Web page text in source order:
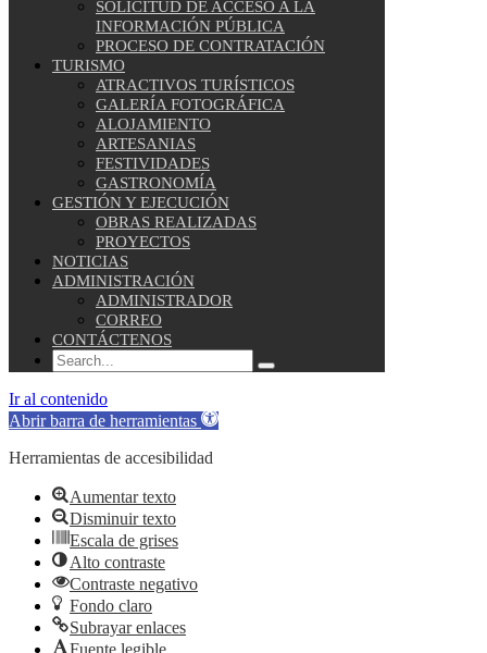
SOLICITUD DE ACCESO A LA
INFORMACIÓN PÚBLICA
PROCESO DE CONTRATACIÓN
TURISMO
ATRACTIVOS TURÍSTICOS
GALERÍA FOTOGRÁFICA
ALOJAMIENTO
ARTESANIAS
FESTIVIDADES
GASTRONOMÍA
GESTIÓN Y EJECUCIÓN
OBRAS REALIZADAS
PROYECTOS
NOTICIAS
ADMINISTRACIÓN
ADMINISTRADOR
CORREO
CONTÁCTENOS
Ir al contenido
Abrir barra de herramientas
Herramientas de accesibilidad
Aumentar texto
Disminuir texto
Escala de grises
Alto contraste
Contraste negativo
Fondo claro
Subrayar enlaces
Fuente legible